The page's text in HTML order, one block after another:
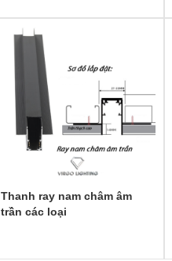
Thanh ray nam châm âm
trần các loại